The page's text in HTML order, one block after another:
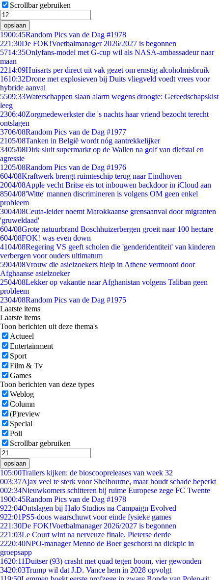
Scrollbar gebruiken
opslaan
1900:45Random Pics van de Dag #1978
221:30De FOK!Voetbalmanager 2026/2027 is begonnen
5714:35Onlyfans-model met G-cup wil als NASA-ambassadeur naar
maan
2214:09Huisarts per direct uit vak gezet om ernstig alcoholmisbruik
1610:32Drone met explosieven bij Duits vliegveld voedt vrees voor
hybride aanval
5509:33Waterschappen slaan alarm wegens droogte: Gereedschapskist
leeg
2306:40Zorgmedewerkster die 's nachts haar vriend bezocht terecht
ontslagen
3706/08Random Pics van de Dag #1977
2105/08Tanken in België wordt nóg aantrekkelijker
3405/08Dirk sluit supermarkt op de Wallen na golf van diefstal en
agressie
1205/08Random Pics van de Dag #1976
604/08Kraftwerk brengt ruimteschip terug naar Eindhoven
2004/08Apple vecht Britse eis tot inbouwen backdoor in iCloud aan
8504/08'Witte' mannen discrimineren is volgens OM geen enkel
probleem
3004/08Ceuta-leider noemt Marokkaanse grensaanval door migranten
'gruweldaad'
604/08Grote natuurbrand Boschhuizerbergen groeit naar 100 hectare
604/08FOK! was even down
4104/08Regering VS geeft scholen die 'genderidentiteit' van kinderen
verbergen voor ouders ultimatum
5904/08Vrouw die asielzoekers hielp in Athene vermoord door
Afghaanse asielzoeker
2504/08Lekker op vakantie naar Afghanistan volgens Taliban geen
probleem
2304/08Random Pics van de Dag #1975
Laatste items
Laatste items
Toon berichten uit deze thema's
Actueel
Entertainment
Sport
Film & Tv
Games
Toon berichten van deze types
Weblog
Column
(P)review
Special
Poll
Scrollbar gebruiken
opslaan
105:00Trailers kijken: de bioscoopreleases van week 32
003:37Ajax veel te sterk voor Shelbourne, maar houdt schade beperkt
002:34Nieuwkomers schitteren bij ruime Europese zege FC Twente
1900:45Random Pics van de Dag #1978
922:04Ontslagen bij Halo Studios na Campaign Evolved
922:01PS5-doos waarschuwt voor einde fysieke games
221:30De FOK!Voetbalmanager 2026/2027 is begonnen
221:03Le Court wint na nerveuze finale, Pieterse derde
2220:40NPO-manager Menno de Boer geschorst na dickpic in
groepsapp
1620:11Duitser (93) crasht met quad tegen boom, vier gewonden
3420:03Trump wil dat J.D. Vance hem in 2028 opvolgt